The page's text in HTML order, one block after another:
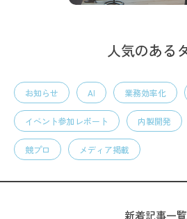
人気のある
お知らせ AI 業務効率化
イベント参加レポート 内製開発
競プロ メディア掲載
新着記事一覧